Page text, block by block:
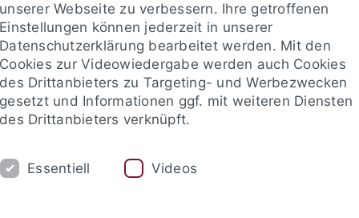
Ethik in den
PUBLIKATIONEN
Jahresrückblicke
unserer Webseite zu verbessern. Ihre getroffenen
Einstellungen können jederzeit in unserer
Datenschutzerklärung bearbeitet werden. Mit den
Cookies zur Videowiedergabe werden auch Cookies
des Drittanbieters zu Targeting- und Werbezwecken
gesetzt und Informationen ggf. mit weiteren Diensten
des Drittanbieters verknüpft.
Essentiell Videos